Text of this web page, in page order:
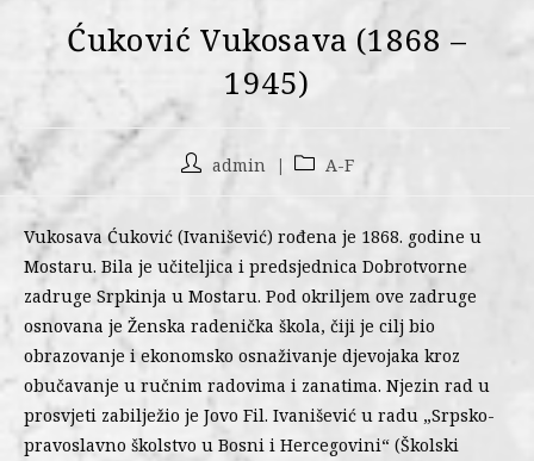
Ćuković Vukosava (1868 –
1945)
admin A-F
Vukosava Ćuković (Ivanišević) rođena je 1868. godine u
Mostaru. Bila je učiteljica i predsjednica Dobrotvorne
zadruge Srpkinja u Mostaru. Pod okriljem ove zadruge
osnovana je Ženska radenička škola, čiji je cilj bio
obrazovanje i ekonomsko osnaživanje djevojaka kroz
obučavanje u ručnim radovima i zanatima. Njezin rad u
prosvjeti zabilježio je Jovo Fil. Ivanišević u radu „Srpsko-
pravoslavno školstvo u Bosni i Hercegovini“ (Školski